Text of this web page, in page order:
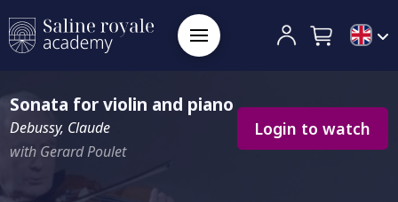
Sonata for violin and piano
Debussy, Claude
with Gerard Poulet
Login to watch